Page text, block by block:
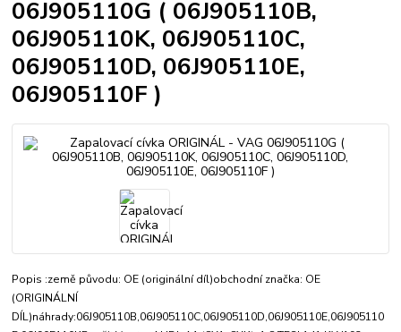
06J905110G ( 06J905110B,
06J905110K, 06J905110C,
06J905110D, 06J905110E,
06J905110F )
Popis :země původu: OE (originální díl)obchodní značka: OE
(ORIGINÁLNÍ
DÍL)náhrady:06J905110B,06J905110C,06J905110D,06J905110E,06J905110